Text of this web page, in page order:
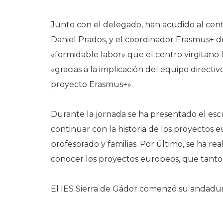
Junto con el delegado, han acudido al
Daniel Prados, y el coordinador Erasmus+
«formidable labor» que el centro virgitano
«gracias a la implicación del equipo
proyecto Erasmus+».
Durante la jornada se ha presentado el
continuar con la historia de los proyectos
profesorado y familias. Por último, se ha
conocer los proyectos europeos, que
El IES Sierra de Gádor comenzó su